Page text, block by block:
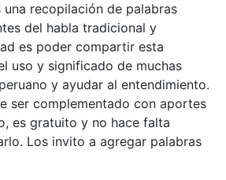
una recopilación de palabras
del habla tradicional y
es poder compartir esta
uso y significado de muchas
y ayudar al entendimiento.
ser complementado con aportes
es gratuito y no hace falta
Los invito a agregar palabras